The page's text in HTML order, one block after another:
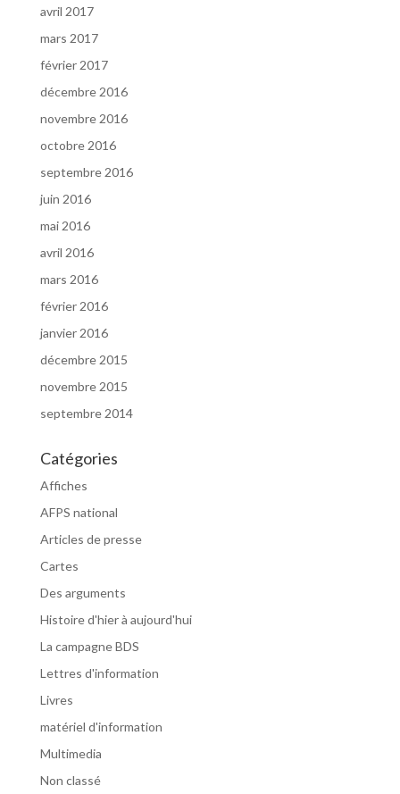
avril 2017
mars 2017
février 2017
décembre 2016
novembre 2016
octobre 2016
septembre 2016
juin 2016
mai 2016
avril 2016
mars 2016
février 2016
janvier 2016
décembre 2015
novembre 2015
septembre 2014
Catégories
Affiches
AFPS national
Articles de presse
Cartes
Des arguments
Histoire d'hier à aujourd'hui
La campagne BDS
Lettres d'information
Livres
matériel d'information
Multimedia
Non classé